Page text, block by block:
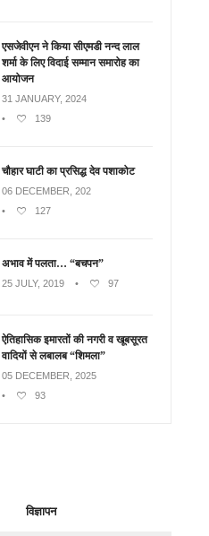
एसजेवीएन ने किया सीएमडी नन्‍द लाल
शर्मा के लिए विदाई सम्मान समारोह का
आयोजन
31 JANUARY, 2024
•
139
चौहार घाटी का प्रसिद्ध देव पशाकोट
06 DECEMBER, 202
•
127
अभाव में पलता… “बचपन”
25 JULY, 2019 • 97
ऐतिहासिक इमारतों की नगरी व खूबसूरत
वादियों से लबालब “शिमला”
05 DECEMBER, 2025
•
93
विज्ञापन